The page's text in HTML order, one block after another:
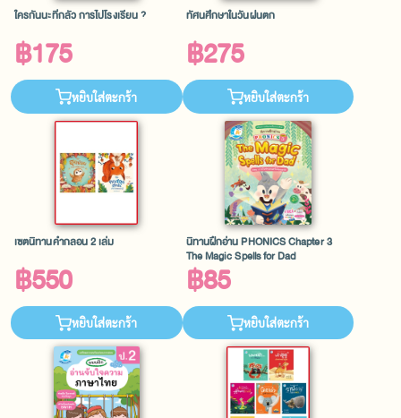
ใครกันนะที่กลัว การไปโรงเรียน ?
฿175
หยิบใส่ตะกร้า
ทัศนศึกษาในวันฝนตก
฿275
หยิบใส่ตะกร้า
เซตนิทานคำกลอน 2 เล่ม
฿550
หยิบใส่ตะกร้า
นิทานฝึกอ่าน PHONICS Chapter 3
The Magic Spells for Dad
฿85
หยิบใส่ตะกร้า